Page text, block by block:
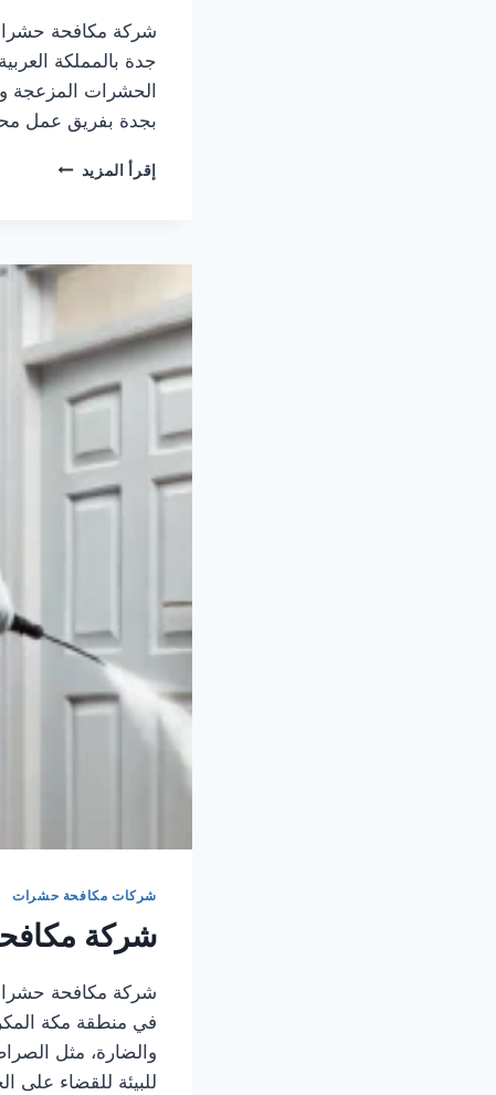
شركة مكافحة
جدة بالمملكة
الحشرات المزعجة
بجدة بفريق عمل
إقرأ المزيد شركة
شركات مكافحة حشرات
شركة
شركة مكافحة
في منطقة مكة
والضارة، مثل
للبيئة للقضاء